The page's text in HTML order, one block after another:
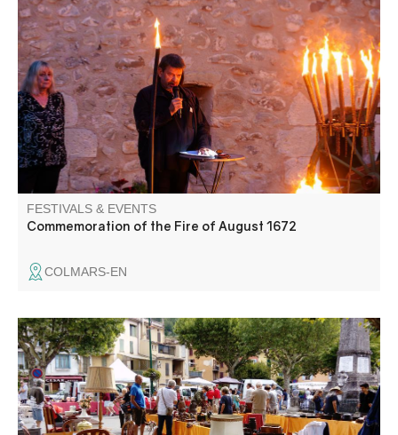
Almost entirely ravaged by a violent fire that claimed
many victims, Colmars celebrates this tragedy in memory
of its inhabitants who paid with their lives. A torchlight
procession and an account of the fire punctuate this
evening of remembrance.
FESTIVALS & EVENTS
Commemoration of the Fire of August 1672
COLMARS-EN
Annot invites you to hunt for bargains not only in the
market square, but also in the streets of the old town!
Toys, decorative objects, books, clothes... There's bound
to be the item you're looking for among the stalls.